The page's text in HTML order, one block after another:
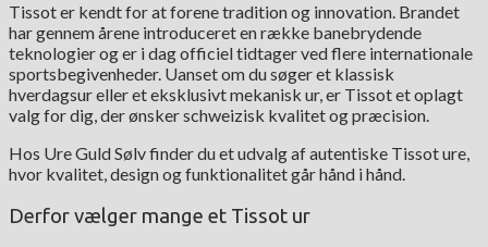
Tissot er kendt for at forene tradition og innovation. Brandet
har gennem årene introduceret en række banebrydende
teknologier og er i dag officiel tidtager ved flere internationale
sportsbegivenheder. Uanset om du søger et klassisk
hverdagsur eller et eksklusivt mekanisk ur, er Tissot et oplagt
valg for dig, der ønsker schweizisk kvalitet og præcision.
Hos Ure Guld Sølv finder du et udvalg af autentiske Tissot ure,
hvor kvalitet, design og funktionalitet går hånd i hånd.
Derfor vælger mange et Tissot ur